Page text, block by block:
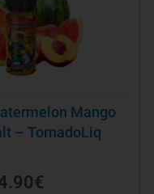
Mango
– TornadoLiq
€